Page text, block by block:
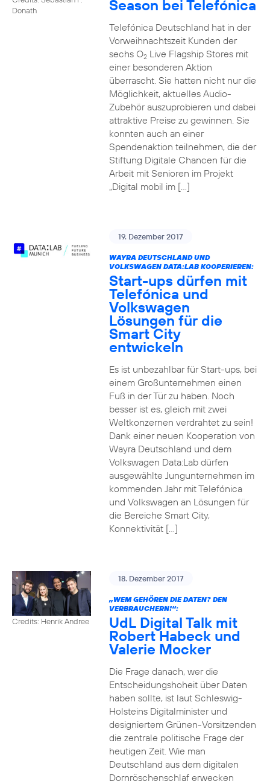
Donath
Season bei Telefónica
Telefónica Deutschland hat in der
Vorweihnachtszeit Kunden der
sechs O2Live Flagship Stores mit
einer besonderen Aktion
überrascht. Sie hatten nicht nur die
Möglichkeit, aktuelles Audio-
Zubehör auszuprobieren und dabei
attraktive Preise zu gewinnen. Sie
konnten auch an einer
Spendenaktion teilnehmen, die der
Stiftung Digitale Chancen für die
Arbeit mit Senioren im Projekt
„Digital mobil im […]
19. Dezember 2017
WAYRA DEUTSCHLAND UND
VOLKSWAGEN DATA:LAB KOOPERIEREN:
Start-ups dürfen mit
Telefónica und
Volkswagen
Lösungen für die
Smart City
entwickeln
Es ist unbezahlbar für Start-ups, bei
einem Großunternehmen einen
Fuß in der Tür zu haben. Noch
besser ist es, gleich mit zwei
Weltkonzernen verdrahtet zu sein!
Dank einer neuen Kooperation von
Wayra Deutschland und dem
Volkswagen Data:Lab dürfen
ausgewählte Jungunternehmen im
kommenden Jahr mit Telefónica
und Volkswagen an Lösungen für
die Bereiche Smart City,
Konnektivität […]
Credits: Henrik Andree
18. Dezember 2017
„WEM GEHÖREN DIE DATEN? DEN
VERBRAUCHERN!“:
UdL Digital Talk mit
Robert Habeck und
Valerie Mocker
Die Frage danach, wer die
Entscheidungshoheit über Daten
haben sollte, ist laut Schleswig-
Holsteins Digitalminister und
designiertem Grünen-Vorsitzenden
die zentrale politische Frage der
heutigen Zeit. Wie man
Deutschland aus dem digitalen
Dornröschenschlaf erwecken